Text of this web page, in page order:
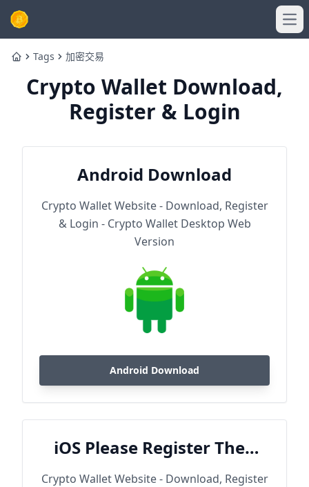
HomeTags 加密交易
Crypto Wallet Download,
Register & Login
Android Download
Crypto Wallet Website - Download, Register
& Login - Crypto Wallet Desktop Web
Version
Android Download
iOS Please Register Then
Download
Crypto Wallet Website - Download, Register